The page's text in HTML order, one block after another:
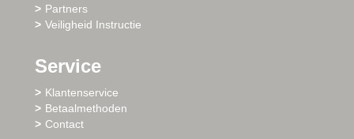
Partners
Veiligheid Instructie
Service
Klantenservice
Betaalmethoden
Contact